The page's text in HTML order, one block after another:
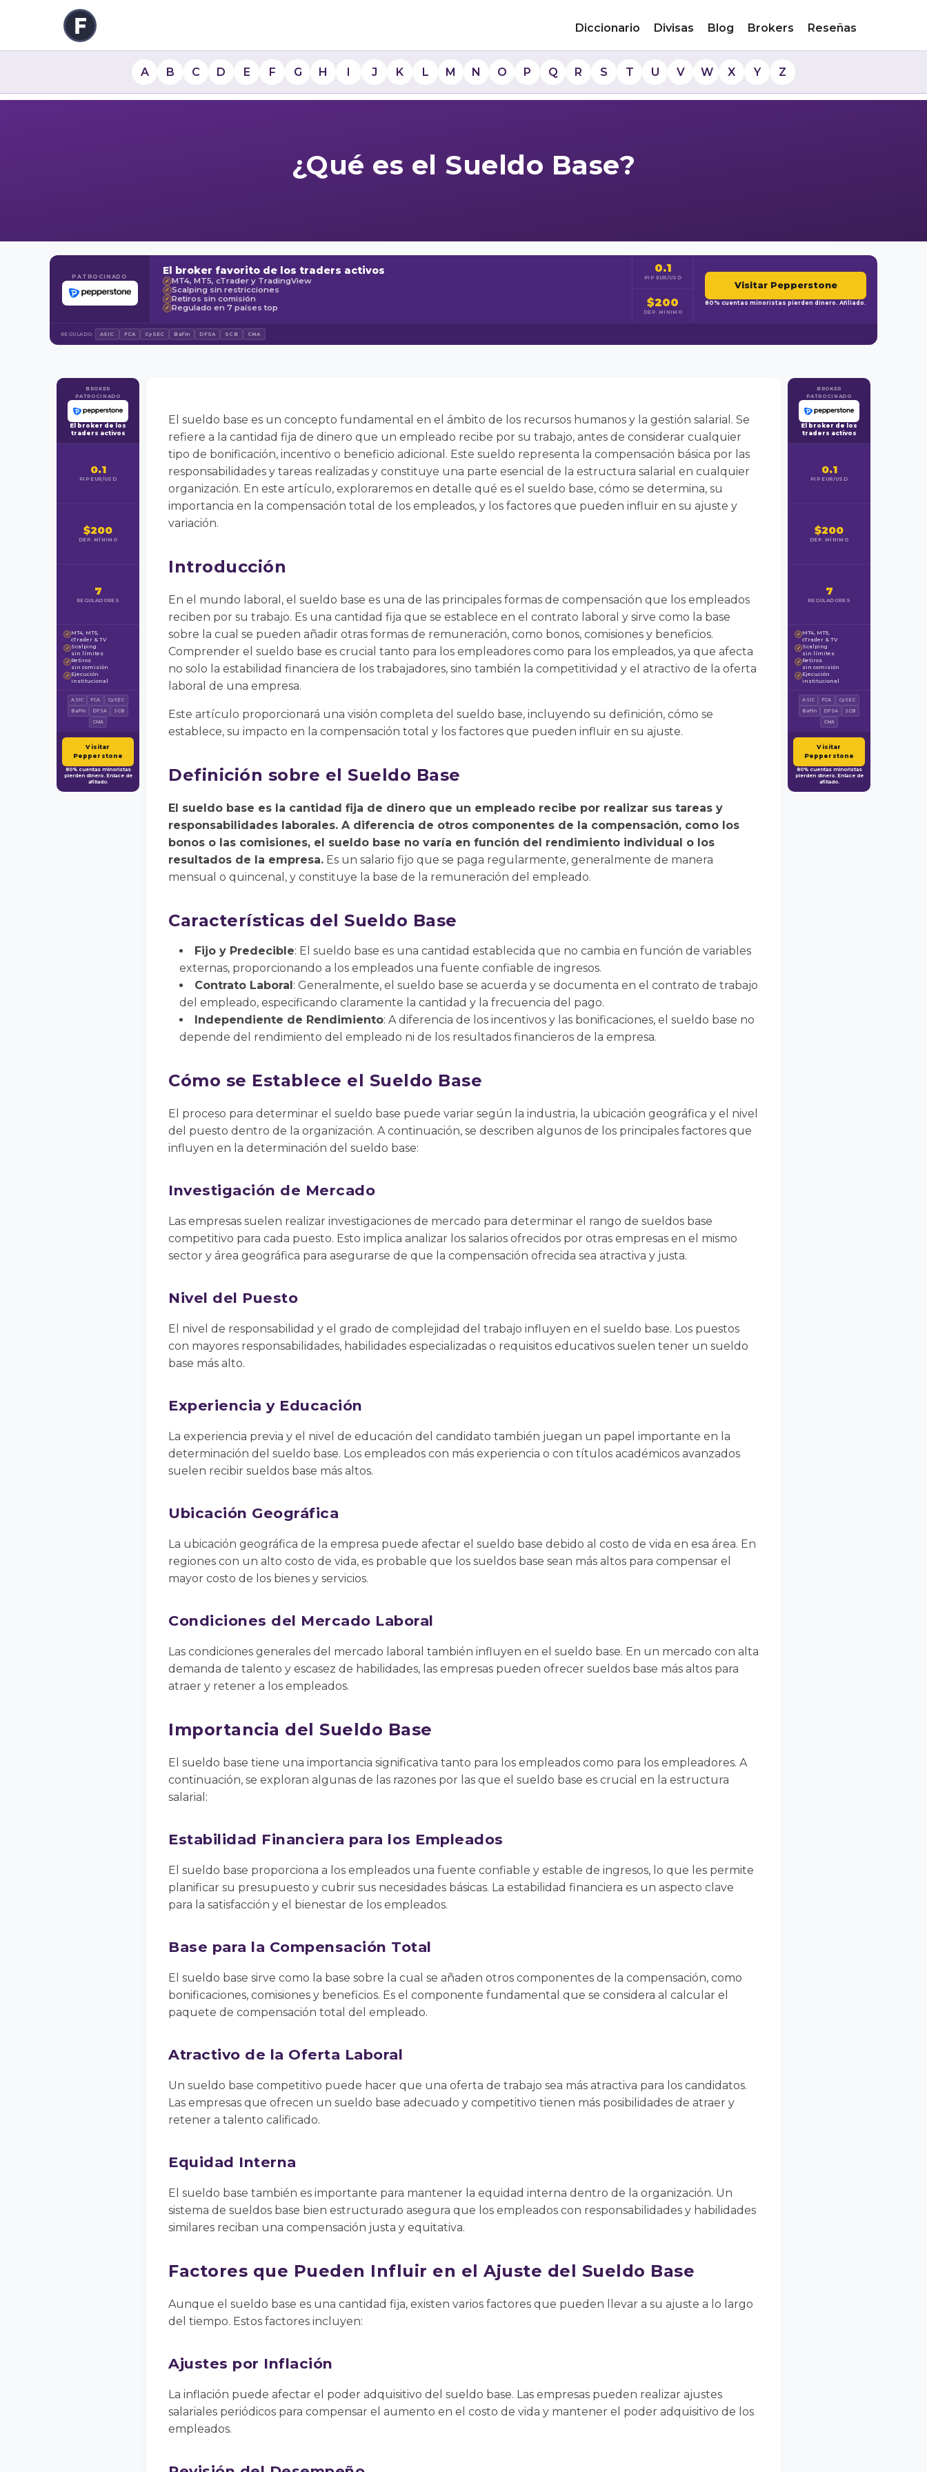
Diccionario Divisas Blog Brokers Reseñas
A B C D E F G H I J K L M N O P Q R S T U V W X Y Z
¿Qué es el Sueldo Base?
PATROCINADO El broker favorito de los traders activos
✓ MT4, MT5, cTrader y TradingView
✓ Scalping sin restricciones
✓ Retiros sin comisión
✓ Regulado en 7 países top
0.1
PIP EUR/USD
$200
DEP. MÍNIMO
Visitar Pepperstone
80% cuentas minoristas pierden dinero. Afiliado.
REGULADO: ASIC FCA CySEC BaFin DFSA SCB CMA
BROKER
PATROCINADO
El broker de los
traders activos
0.1
PIP EUR/USD
$200
DEP. MÍNIMO
7
REGULADORES
✓ MT4, MT5,
cTrader & TV
✓ Scalping
sin límites
✓ Retiros
sin comisión
✓ Ejecución
institucional
ASIC FCA
CySEC
BaFin
DFSA
SCB
CMA
Visitar
Pepperstone
80% cuentas minoristas
pierden dinero. Enlace de
afiliado.
El sueldo base es un concepto fundamental en el ámbito de los recursos humanos y la gestión salarial. Se
refiere a la cantidad fija de dinero que un empleado recibe por su trabajo, antes de considerar cualquier
tipo de bonificación, incentivo o beneficio adicional. Este sueldo representa la compensación básica por las
responsabilidades y tareas realizadas y constituye una parte esencial de la estructura salarial en cualquier
organización. En este artículo, exploraremos en detalle qué es el sueldo base, cómo se determina, su
importancia en la compensación total de los empleados, y los factores que pueden influir en su ajuste y
variación.
Introducción
En el mundo laboral, el sueldo base es una de las principales formas de compensación que los empleados
reciben por su trabajo. Es una cantidad fija que se establece en el contrato laboral y sirve como la base
sobre la cual se pueden añadir otras formas de remuneración, como bonos, comisiones y beneficios.
Comprender el sueldo base es crucial tanto para los empleadores como para los empleados, ya que afecta
no solo la estabilidad financiera de los trabajadores, sino también la competitividad y el atractivo de la oferta
laboral de una empresa.
Este artículo proporcionará una visión completa del sueldo base, incluyendo su definición, cómo se
establece, su impacto en la compensación total y los factores que pueden influir en su ajuste.
Definición sobre el Sueldo Base
El sueldo base es la cantidad fija de dinero que un empleado recibe por realizar sus tareas y
responsabilidades laborales. A diferencia de otros componentes de la compensación, como los
bonos o las comisiones, el sueldo base no varía en función del rendimiento individual o los
resultados de la empresa. Es un salario fijo que se paga regularmente, generalmente de manera
mensual o quincenal, y constituye la base de la remuneración del empleado.
Características del Sueldo Base
Fijo y Predecible: El sueldo base es una cantidad establecida que no cambia en función de variables
externas, proporcionando a los empleados una fuente confiable de ingresos.
Contrato Laboral : Generalmente, el sueldo base se acuerda y se documenta en el contrato de trabajo
del empleado, especificando claramente la cantidad y la frecuencia del pago.
Independiente de Rendimiento: A diferencia de los incentivos y las bonificaciones, el sueldo base no
depende del rendimiento del empleado ni de los resultados financieros de la empresa.
Cómo se Establece el Sueldo Base
El proceso para determinar el sueldo base puede variar según la industria, la ubicación geográfica y el nivel
del puesto dentro de la organización. A continuación, se describen algunos de los principales factores que
influyen en la determinación del sueldo base:
Investigación de Mercado
Las empresas suelen realizar investigaciones de mercado para determinar el rango de sueldos base
competitivo para cada puesto. Esto implica analizar los salarios ofrecidos por otras empresas en el mismo
sector y área geográfica para asegurarse de que la compensación ofrecida sea atractiva y justa.
Nivel del Puesto
El nivel de responsabilidad y el grado de complejidad del trabajo influyen en el sueldo base. Los puestos
con mayores responsabilidades, habilidades especializadas o requisitos educativos suelen tener un sueldo
base más alto.
Experiencia y Educación
La experiencia previa y el nivel de educación del candidato también juegan un papel importante en la
determinación del sueldo base. Los empleados con más experiencia o con títulos académicos avanzados
suelen recibir sueldos base más altos.
Ubicación Geográfica
La ubicación geográfica de la empresa puede afectar el sueldo base debido al costo de vida en esa área. En
regiones con un alto costo de vida, es probable que los sueldos base sean más altos para compensar el
mayor costo de los bienes y servicios.
Condiciones del Mercado Laboral
Las condiciones generales del mercado laboral también influyen en el sueldo base. En un mercado con alta
demanda de talento y escasez de habilidades, las empresas pueden ofrecer sueldos base más altos para
atraer y retener a los empleados.
Importancia del Sueldo Base
El sueldo base tiene una importancia significativa tanto para los empleados como para los empleadores. A
continuación, se exploran algunas de las razones por las que el sueldo base es crucial en la estructura
salarial:
Estabilidad Financiera para los Empleados
El sueldo base proporciona a los empleados una fuente confiable y estable de ingresos, lo que les permite
planificar su presupuesto y cubrir sus necesidades básicas. La estabilidad financiera es un aspecto clave
para la satisfacción y el bienestar de los empleados.
Base para la Compensación Total
El sueldo base sirve como la base sobre la cual se añaden otros componentes de la compensación, como
bonificaciones, comisiones y beneficios. Es el componente fundamental que se considera al calcular el
paquete de compensación total del empleado.
Atractivo de la Oferta Laboral
Un sueldo base competitivo puede hacer que una oferta de trabajo sea más atractiva para los candidatos.
Las empresas que ofrecen un sueldo base adecuado y competitivo tienen más posibilidades de atraer y
retener a talento calificado.
Equidad Interna
El sueldo base también es importante para mantener la equidad interna dentro de la organización. Un
sistema de sueldos base bien estructurado asegura que los empleados con responsabilidades y habilidades
similares reciban una compensación justa y equitativa.
Factores que Pueden Influir en el Ajuste del Sueldo Base
Aunque el sueldo base es una cantidad fija, existen varios factores que pueden llevar a su ajuste a lo largo
del tiempo. Estos factores incluyen:
Ajustes por Inflación
La inflación puede afectar el poder adquisitivo del sueldo base. Las empresas pueden realizar ajustes
salariales periódicos para compensar el aumento en el costo de vida y mantener el poder adquisitivo de los
empleados.
BROKER
PATROCINADO
El broker de los
traders activos
0.1
PIP EUR/USD
$200
DEP. MÍNIMO
7
REGULADORES
✓ MT4, MT5,
cTrader & TV
✓ Scalping
sin límites
✓ Retiros
sin comisión
✓ Ejecución
institucional
ASIC FCA
CySEC
BaFin
DFSA
SCB
CMA
Visitar
Pepperstone
80% cuentas minoristas
pierden dinero. Enlace de
afiliado.